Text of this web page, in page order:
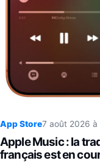
App Store7 août 2026 à
Apple Music : la
français est en